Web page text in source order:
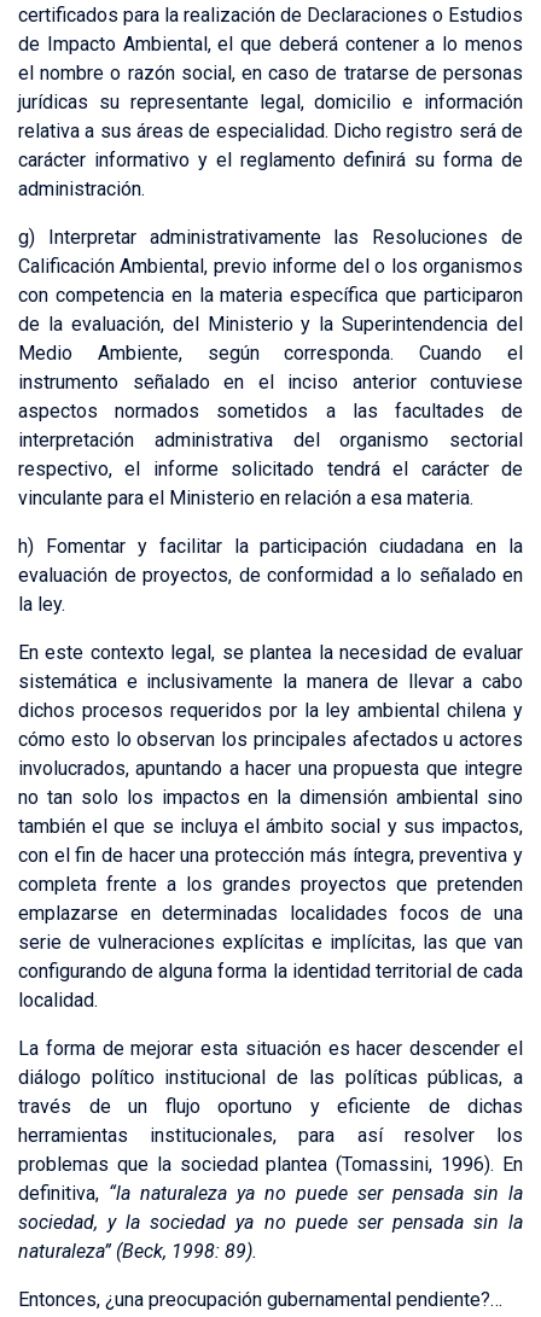
certificados para la realización de Declaraciones o Estudios
de Impacto Ambiental, el que deberá contener a lo menos
el nombre o razón social, en caso de tratarse de personas
jurídicas su representante legal, domicilio e información
relativa a sus áreas de especialidad. Dicho registro será de
carácter informativo y el reglamento definirá su forma de
administración.
g) Interpretar administrativamente las Resoluciones de
Calificación Ambiental, previo informe del o los organismos
con competencia en la materia específica que participaron
de la evaluación, del Ministerio y la Superintendencia del
Medio Ambiente, según corresponda. Cuando el
instrumento señalado en el inciso anterior contuviese
aspectos normados sometidos a las facultades de
interpretación administrativa del organismo sectorial
respectivo, el informe solicitado tendrá el carácter de
vinculante para el Ministerio en relación a esa materia.
h) Fomentar y facilitar la participación ciudadana en la
evaluación de proyectos, de conformidad a lo señalado en
la ley.
En este contexto legal, se plantea la necesidad de evaluar
sistemática e inclusivamente la manera de llevar a cabo
dichos procesos requeridos por la ley ambiental chilena y
cómo esto lo observan los principales afectados u actores
involucrados, apuntando a hacer una propuesta que integre
no tan solo los impactos en la dimensión ambiental sino
también el que se incluya el ámbito social y sus impactos,
con el fin de hacer una protección más íntegra, preventiva y
completa frente a los grandes proyectos que pretenden
emplazarse en determinadas localidades focos de una
serie de vulneraciones explícitas e implícitas, las que van
configurando de alguna forma la identidad territorial de cada
localidad.
La forma de mejorar esta situación es hacer descender el
diálogo político institucional de las políticas públicas, a
través de un flujo oportuno y eficiente de dichas
herramientas institucionales, para así resolver los
problemas que la sociedad plantea (Tomassini, 1996). En
definitiva, “la naturaleza ya no puede ser pensada sin la
sociedad, y la sociedad ya no puede ser pensada sin la
naturaleza” (Beck, 1998: 89).
Entonces, ¿una preocupación gubernamental pendiente?…